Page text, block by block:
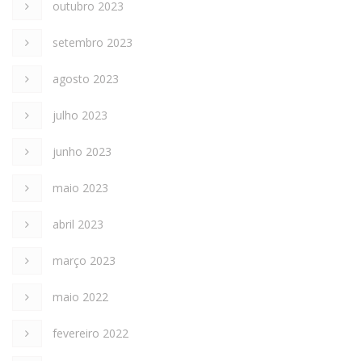
outubro 2023
setembro 2023
agosto 2023
julho 2023
junho 2023
maio 2023
abril 2023
março 2023
maio 2022
fevereiro 2022